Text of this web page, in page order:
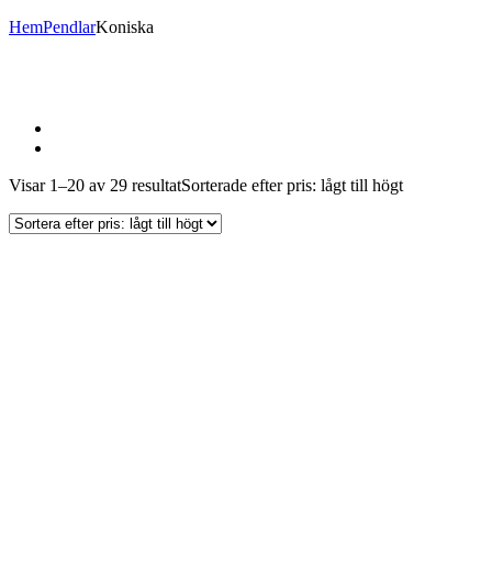
HemPendlarKoniska
Visar 1–20 av 29 resultatSorterade efter pris: lågt till högt